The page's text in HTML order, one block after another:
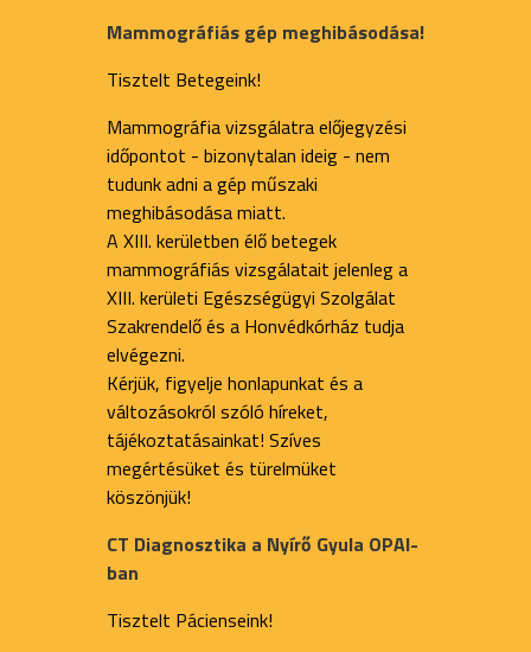
Mammográfiás gép meghibásodása!
Tisztelt Betegeink!
Mammográfia vizsgálatra előjegyzési
időpontot - bizonytalan ideig - nem
tudunk adni a gép műszaki
meghibásodása miatt.
A XIII. kerületben élő betegek
mammográfiás vizsgálatait jelenleg a
XIII. kerületi Egészségügyi Szolgálat
Szakrendelő és a Honvédkórház tudja
elvégezni.
Kérjük, figyelje honlapunkat és a
változásokról szóló híreket,
tájékoztatásainkat! Szíves
megértésüket és türelmüket
köszönjük!
CT Diagnosztika a Nyírő Gyula OPAI-
ban
Tisztelt Pácienseink!